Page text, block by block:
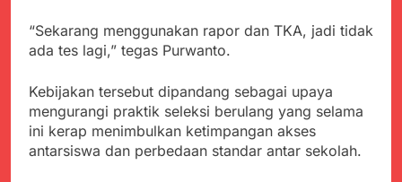
“Sekarang menggunakan rapor dan TKA, jadi tidak
ada tes lagi,” tegas Purwanto.
Kebijakan tersebut dipandang sebagai upaya
mengurangi praktik seleksi berulang yang selama
ini kerap menimbulkan ketimpangan akses
antarsiswa dan perbedaan standar antar sekolah.